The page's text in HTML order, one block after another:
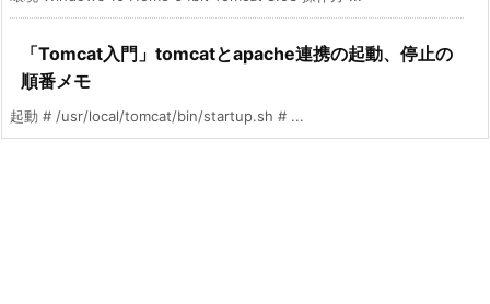
「Tomcat入門」tomcatとapache連携の起動、停止の
順番メモ
起動 # /usr/local/tomcat/bin/startup.sh # ...